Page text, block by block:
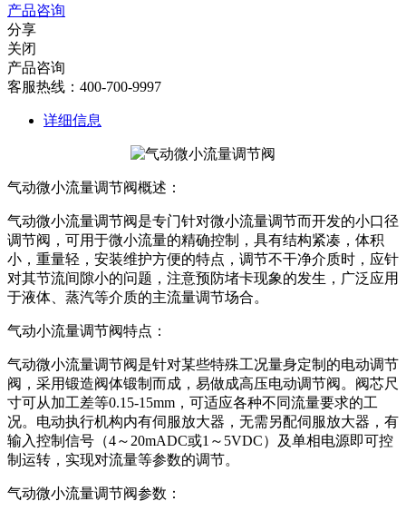
产品咨询
分享
关闭
产品咨询
客服热线：400-700-9997
详细信息
气动微小流量调节阀概述：
气动微小流量调节阀是专门针对微小流量调节而开发的小口径
调节阀，可用于微小流量的精确控制，具有结构紧凑，体积
小，重量轻，安装维护方便的特点，调节不干净介质时，应针
对其节流间隙小的问题，注意预防堵卡现象的发生，广泛应用
于液体、蒸汽等介质的主流量调节场合。
气动小流量调节阀特点：
气动微小流量调节阀是针对某些特殊工况量身定制的电动调节
阀，采用锻造阀体锻制而成，易做成高压电动调节阀。阀芯尺
寸可从加工差等0.15-15mm，可适应各种不同流量要求的工
况。电动执行机构内有伺服放大器，无需另配伺服放大器，有
输入控制信号（4～20mADC或1～5VDC）及单相电源即可控
制运转，实现对流量等参数的调节。
气动微小流量调节阀参数：